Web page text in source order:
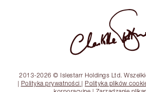
2013-2026 © Islestarr Holdings Ltd.
| Polityka prywatności | Polityka plików